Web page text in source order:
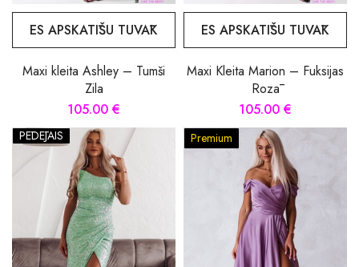
ES APSKATĪŠU TUVĀK
Maxi kleita Ashley – Tumši
Zila
105.00 €
ES APSKATĪŠU TUVĀK
Maxi Kleita Marion – Fuksijas
Rozā
105.00 €
PĒDĒJAIS Premium